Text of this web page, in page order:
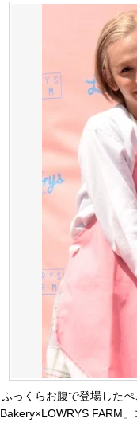
ふっくらお腹で登場した
Bakery×LOWRYS FARM